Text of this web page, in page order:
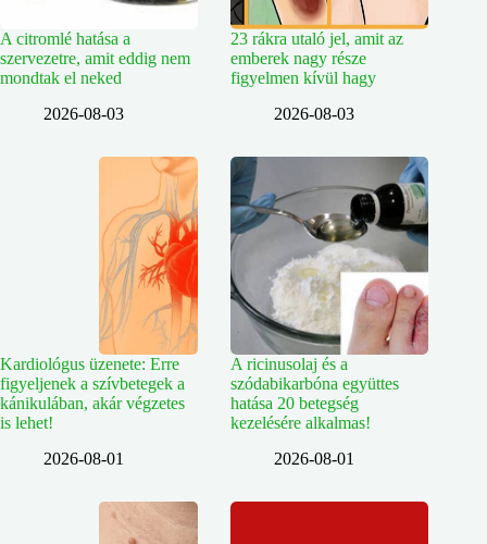
A citromlé hatása a
szervezetre, amit eddig nem
mondtak el neked
2026-08-03
23 rákra utaló jel, amit az
emberek nagy része
figyelmen kívül hagy
2026-08-03
Kardiológus üzenete: Erre
figyeljenek a szívbetegek a
kánikulában, akár végzetes
is lehet!
2026-08-01
A ricinusolaj és a
szódabikarbóna együttes
hatása 20 betegség
kezelésére alkalmas!
2026-08-01